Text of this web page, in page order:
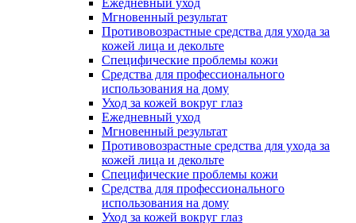
Ежедневный уход
Мгновенный результат
Противовозрастные средства для ухода за
кожей лица и декольте
Специфические проблемы кожи
Средства для профессионального
использования на дому
Уход за кожей вокруг глаз
Ежедневный уход
Мгновенный результат
Противовозрастные средства для ухода за
кожей лица и декольте
Специфические проблемы кожи
Средства для профессионального
использования на дому
Уход за кожей вокруг глаз